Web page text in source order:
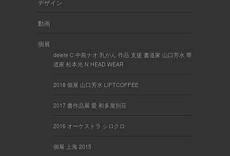
デザイン
動画
個展
delete C 中島ナオ 乳がん 作品 支援 書道家 山口芳水 華
道家 松本光 N HEAD WEAR
2018 個展 山口芳水 LIFTCOFFEE
2017 書作品展 愛 和多屋別荘
2016 オーケストラ シロクロ
個展 上海 2015